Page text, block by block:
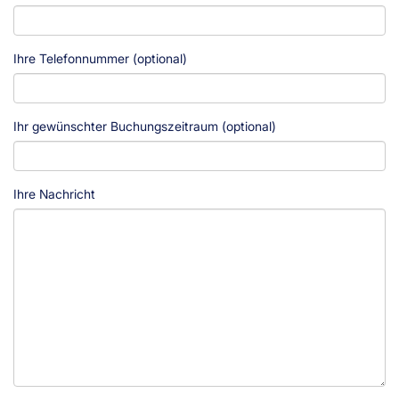
Ihre Telefonnummer (optional)
Ihr gewünschter Buchungszeitraum (optional)
Ihre Nachricht